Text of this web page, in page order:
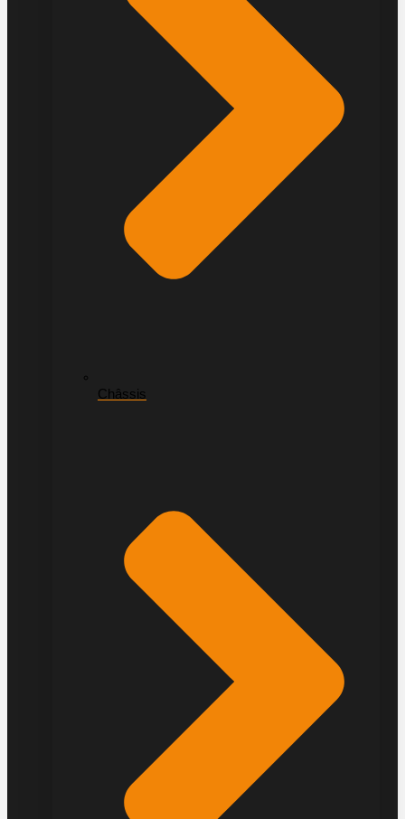
Châssis